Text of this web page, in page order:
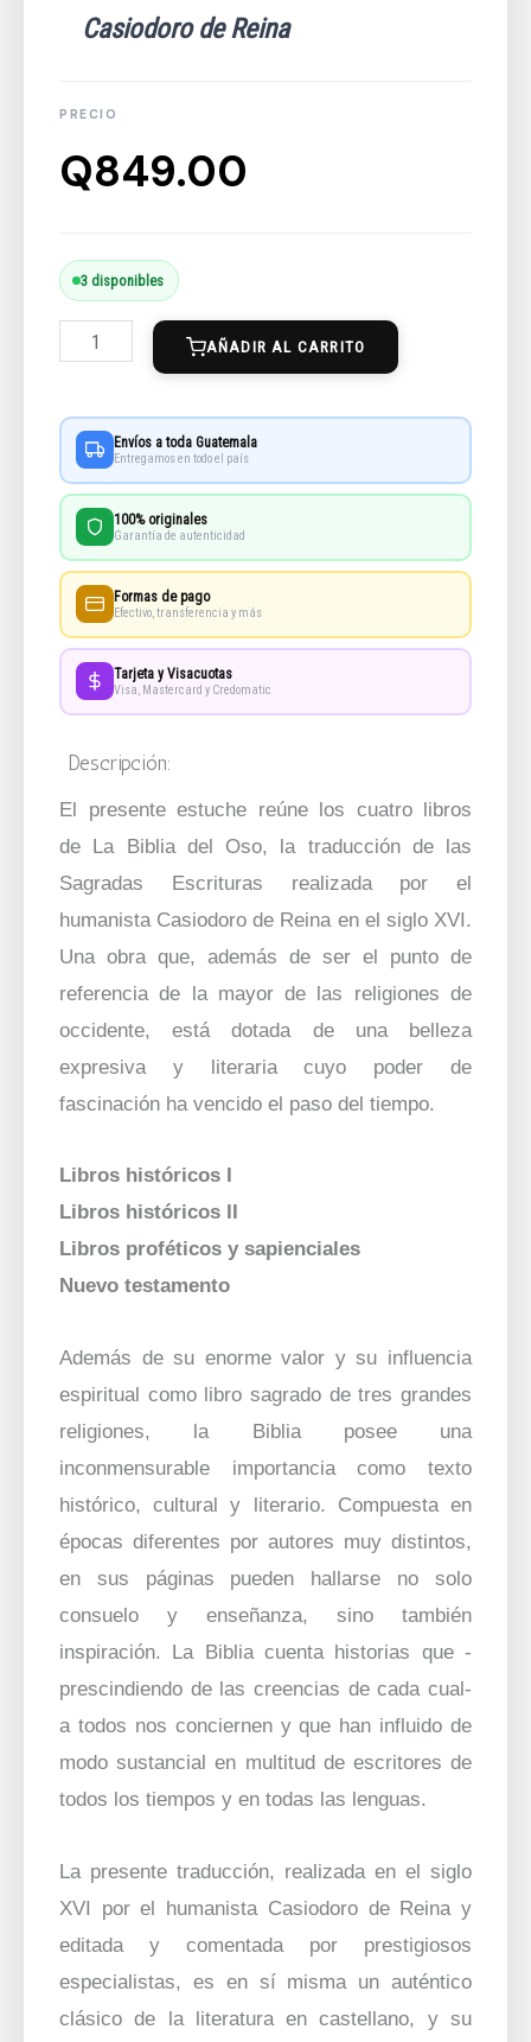
Casiodoro de Reina
Q849.00
3 disponibles
La
cantidad
AÑADIR AL CARRITO
Envíos a toda Guatemala
Entregamos en todo el país
100% originales
Garantía de autenticidad
Formas de pago
Efectivo, transferencia y más
Tarjeta y Visacuotas
Visa, Mastercard y Credomatic
Descripción:
El presente estuche reúne los cuatro libros
de La Biblia del Oso, la traducción de las
Sagradas Escrituras realizada por el
humanista Casiodoro de Reina en el siglo XVI.
Una obra que, además de ser el punto de
referencia de la mayor de las religiones de
occidente, está dotada de una belleza
expresiva y literaria cuyo poder de
fascinación ha vencido el paso del tiempo.
Libros históricos I
Libros históricos II
Libros proféticos y sapienciales
Nuevo testamento
Además de su enorme valor y su influencia
espiritual como libro sagrado de tres grandes
religiones, la Biblia posee una
inconmensurable importancia como texto
histórico, cultural y literario. Compuesta en
épocas diferentes por autores muy distintos,
en sus páginas pueden hallarse no solo
consuelo y enseñanza, sino también
inspiración. La Biblia cuenta historias que -
prescindiendo de las creencias de cada cual-
a todos nos conciernen y que han influido de
modo sustancial en multitud de escritores de
todos los tiempos y en todas las lenguas.
La presente traducción, realizada en el siglo
XVI por el humanista Casiodoro de Reina y
editada y comentada por prestigiosos
especialistas, es en sí misma un auténtico
clásico de la literatura en castellano, y su